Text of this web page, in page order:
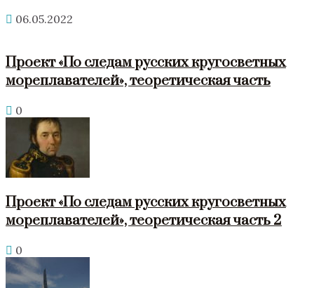
06.05.2022
Проект «По следам русских кругосветных
мореплавателей», теоретическая часть
0
Проект «По следам русских кругосветных
мореплавателей», теоретическая часть 2
0